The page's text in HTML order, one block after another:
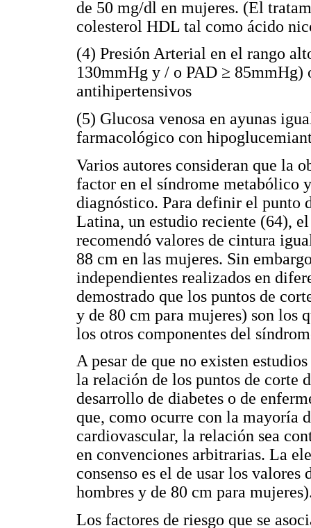
de 50 mg/dl en mujeres. (El
colesterol HDL tal como ácido
(4) Presión Arterial en el rango
130mmHg y / o PAD ≥
antihipertensivos
(5) Glucosa venosa en ayunas
farmacológico con
Varios autores consideran que la
factor en el síndrome metabólico
diagnóstico. Para definir el punto
Latina, un estudio reciente (64),
recomendó valores de cintura
88 cm en las mujeres. Sin
independientes realizados en
demostrado que los puntos de
y de 80 cm para mujeres) son los
los otros componentes del
A pesar de que no existen
la relación de los puntos de corte
desarrollo de diabetes o de
que, como ocurre con la mayoría
cardiovascular, la relación sea
en convenciones arbitrarias. La
consenso es el de usar los
hombres y de 80 cm para
Los factores de riesgo que se